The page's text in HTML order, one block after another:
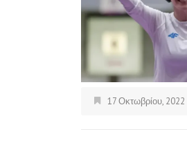
17 Οκτωβρίου, 2022